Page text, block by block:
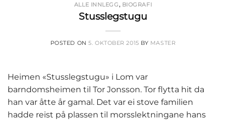
ALLE INNLEGG , BIOGRAFI
Stusslegstugu
POSTED ON5. OKTOBER 2015 BY MASTER
Heimen «Stusslegstugu» i Lom var
barndomsheimen til Tor Jonsson. Tor flytta hit da
han var åtte år gamal. Det var ei stove familien
hadde reist på plassen til morsslektningane hans